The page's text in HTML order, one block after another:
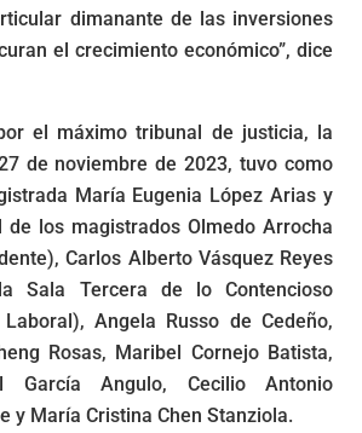
dimanante de las inversiones
el crecimiento económico”, dice
el máximo tribunal de justicia, la
de noviembre de 2023, tuvo como
María Eugenia López Arias y
los magistrados Olmedo Arrocha
Carlos Alberto Vásquez Reyes
Sala Tercera de lo Contencioso
Angela Russo de Cedeño,
Rosas, Maribel Cornejo Batista,
García Angulo, Cecilio Antonio
y María Cristina Chen Stanziola.